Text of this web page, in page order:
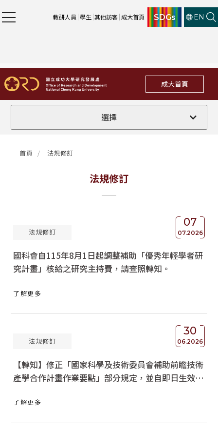
教研人員 學生 其他訪客 成大首頁 SDGs EN
成大首頁
選擇
全部
法規修訂
活動訊息
首頁 法規修訂
法規修訂
07
07.2026
法規修訂
國科會自115年8月1日起調整補助「優秀年輕學者研
究計畫」核給之研究主持費，請查照轉知。
了解更多
30
06.2026
法規修訂
【轉知】修正「國家科學及技術委員會補助前瞻技術
產學合作計畫作業要點」部分規定，並自即日生效，
了解更多